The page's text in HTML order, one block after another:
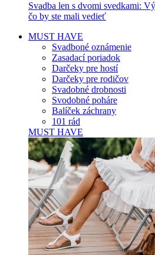
Svadba len s dvomi svedkami:
čo by ste mali vedieť
MUST HAVE
Svadboné oznámenie
Zasadací poriadok
Darčeky pre hostí
Darčeky pre rodičov
Svadobné drobnosti
Svodobné poháre
Balíček záchrany
101 rád
MUST HAVE